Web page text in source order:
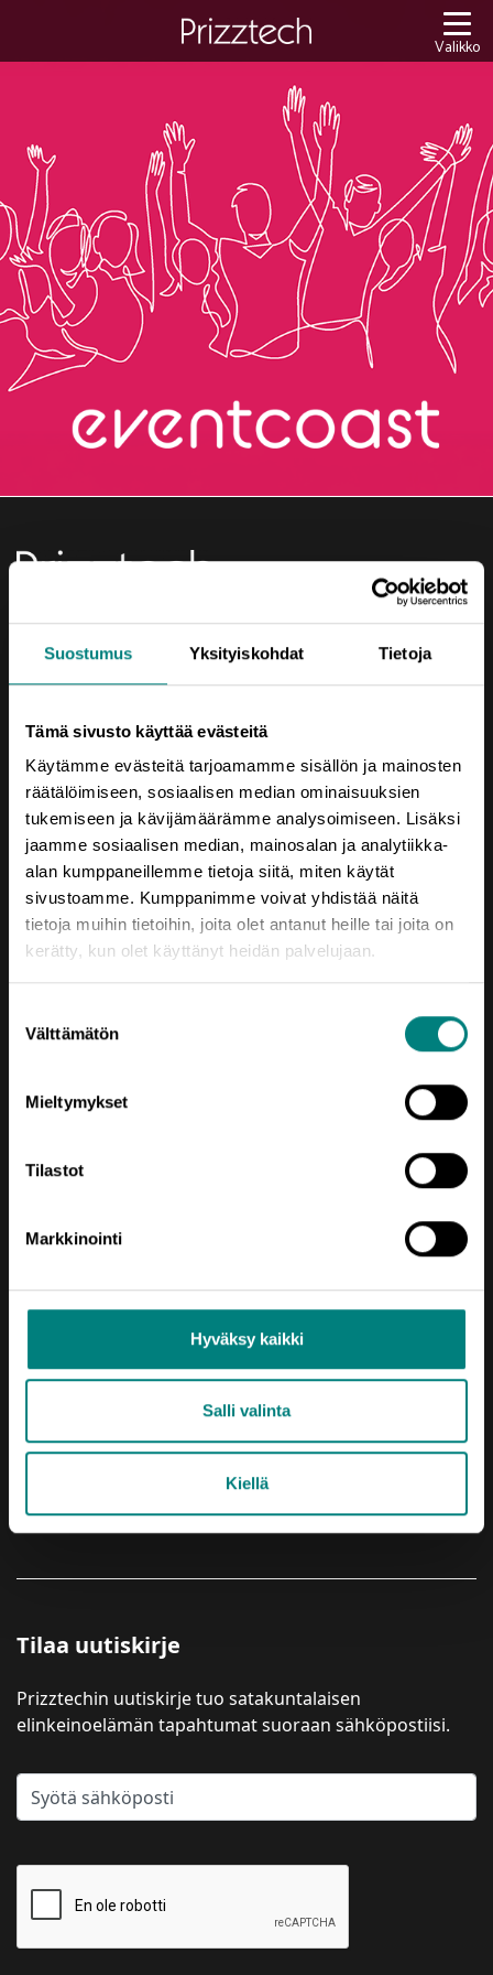
Suostumus Yksityiskohdat Tietoja
Tämä sivusto käyttää evästeitä
Käytämme evästeitä tarjoamamme sisällön ja mainosten
räätälöimiseen, sosiaalisen median ominaisuuksien
tukemiseen ja kävijämäärämme analysoimiseen. Lisäksi
jaamme sosiaalisen median, mainosalan ja analytiikka-
alan kumppaneillemme tietoja siitä, miten käytät
sivustoamme. Kumppanimme voivat yhdistää näitä
tietoja muihin tietoihin, joita olet antanut heille tai joita on
kerätty, kun olet käyttänyt heidän palvelujaan.
valinta
Välttämätön
Mieltymykset
Tilastot
Markkinointi
Hyväksy kaikki
Salli valinta
Kiellä
Valikko
Yhteystiedot
Porin Leijona
28100 Pori
Vaihde (02) 620 5300
prizztech@prizz.fi
etunimi.sukunimi@prizz.fi
Rekisteriseloste
Saavutettavuusseloste
Oikotie
AJANKOHTAISTA
KEHITTÄMISTEEMAT
SIJOITU SATAKUNTAAN
TIETOA MEISTÄ
YRITYSPALVELUT
Tilaa uutiskirje
Prizztechin uutiskirje tuo satakuntalaisen
elinkeinoelämän tapahtumat suoraan sähköpostiisi.